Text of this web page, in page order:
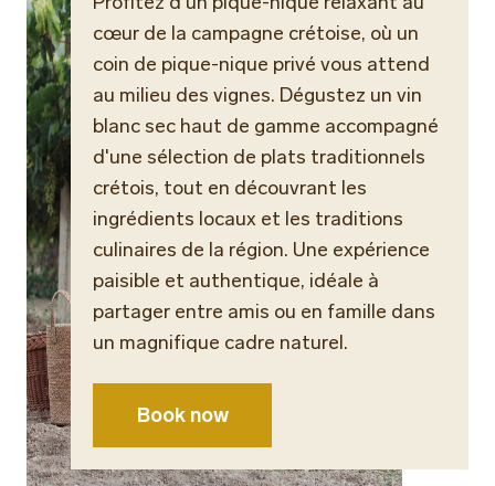
cœur de la campagne crétoise, où un
coin de pique-nique privé vous attend
au milieu des vignes. Dégustez un vin
blanc sec haut de gamme accompagné
d'une sélection de plats traditionnels
crétois, tout en découvrant les
ingrédients locaux et les traditions
culinaires de la région. Une expérience
paisible et authentique, idéale à
partager entre amis ou en famille dans
un magnifique cadre naturel.
Book now